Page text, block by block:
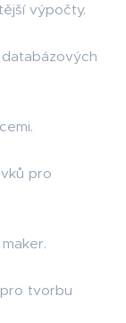
výpočty.
pro
tvorbu